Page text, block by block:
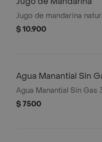
Jugo de mandarina
$ 10.900
Agua Manantial Sin
Agua Manantial Sin Gas
$ 7500